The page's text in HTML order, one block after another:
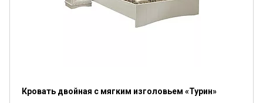
Кровать двойная с мягким изголовьем «Турин»